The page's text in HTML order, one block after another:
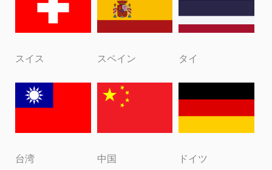
スイス スペイン タイ
台湾 中国 ドイツ